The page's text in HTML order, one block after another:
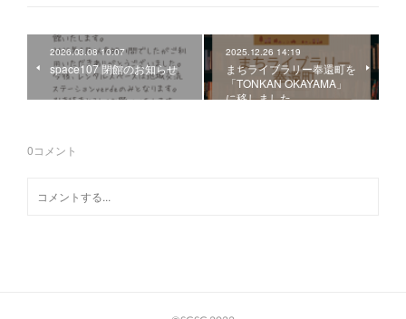
2026.03.08 10:07
space107 閉館のお知らせ
2025.12.26 14:19
まちライブラリー奉還町を
「TONKAN OKAYAMA」
に移しました
0コメント